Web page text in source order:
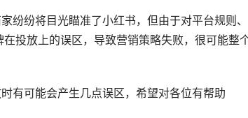
纷纷将目光瞄准了小红书，但由于对平台规则
投放上的误区，导致营销策略失败，很可能整
有可能会产生几点误区，希望对各位有帮助